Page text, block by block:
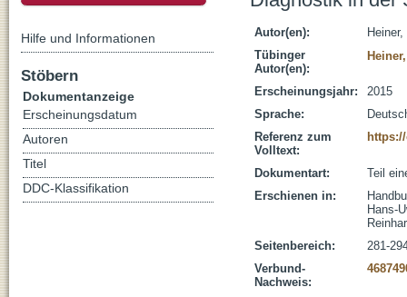
Autor(en):
Tübinger
Autor(en):
Erscheinungsjahr:
2015
Sprache:
Referenz zum
Volltext:
Dokumentart:
Teil
Erschienen in:
Hans-
Seitenbereich:
281-
Verbund-
Nachweis:
Hilfe und Informationen
Stöbern
Dokumentanzeige
Erscheinungsdatum
Autoren
Titel
DDC-Klassifikation